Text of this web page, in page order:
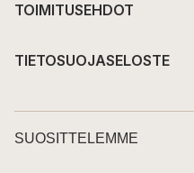
TOIMITUSEHDOT
TIETOSUOJASELOSTE
SUOSITTELEMME